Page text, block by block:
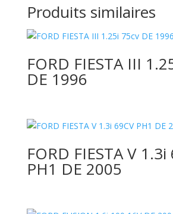
Produits similaires
FORD FIESTA III
DE 1996
FORD FIESTA V 1.3i
PH1 DE 2005